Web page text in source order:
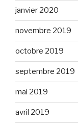
janvier 2020
novembre 2019
octobre 2019
septembre 2019
mai 2019
avril 2019